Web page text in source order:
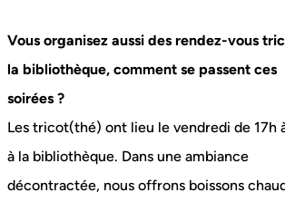
Vous organisez aussi des rendez-vous
la bibliothèque, comment se passent ces
soirées ?
Les tricot(thé) ont lieu le vendredi de 17h
à la bibliothèque. Dans une ambiance
décontractée, nous offrons boissons